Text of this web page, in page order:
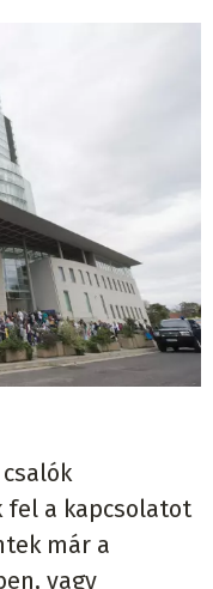
fel a kapcsolatot
már a
vagy